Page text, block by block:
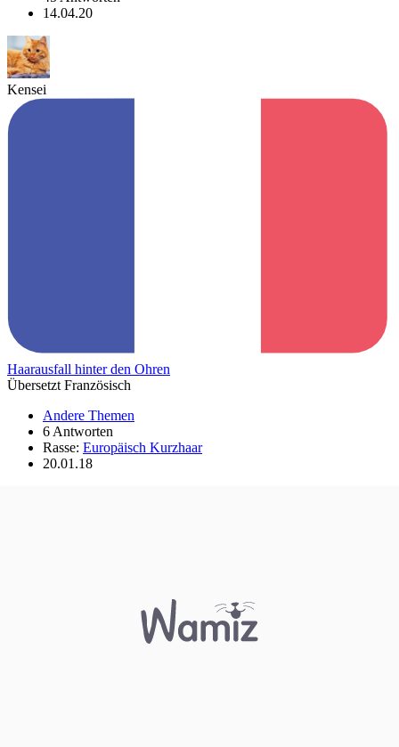
14.04.20
Kensei
Haarausfall hinter den Ohren
Übersetzt Französisch
Andere Themen
6 Antworten
Rasse: Europäisch Kurzhaar
20.01.18